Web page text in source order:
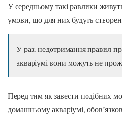
У середньому такі равлики
умови, що для них будуть
У разі недотримання правил
акваріумі вони можуть не
Перед тим як завести подібних
домашньому акваріумі,